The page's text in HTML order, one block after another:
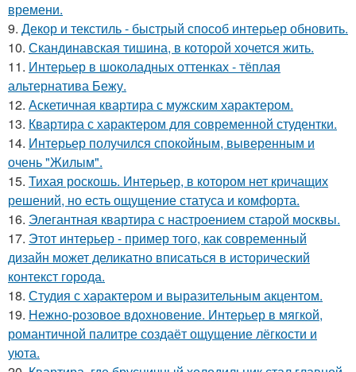
времени.
9. Декор и текстиль - быстрый способ интерьер обновить.
10. Скандинавская тишина, в которой хочется жить.
11. Интерьер в шоколадных оттенках - тёплая
альтернатива Бежу.
12. Аскетичная квартира с мужским характером.
13. Квартира с характером для современной студентки.
14. Интерьер получился спокойным, выверенным и
очень "Жилым".
15. Тихая роскошь. Интерьер, в котором нет кричащих
решений, но есть ощущение статуса и комфорта.
16. Элегантная квартира с настроением старой москвы.
17. Этот интерьер - пример того, как современный
дизайн может деликатно вписаться в исторический
контекст города.
18. Студия с характером и выразительным акцентом.
19. Нежно-розовое вдохновение. Интерьер в мягкой,
романтичной палитре создаёт ощущение лёгкости и
уюта.